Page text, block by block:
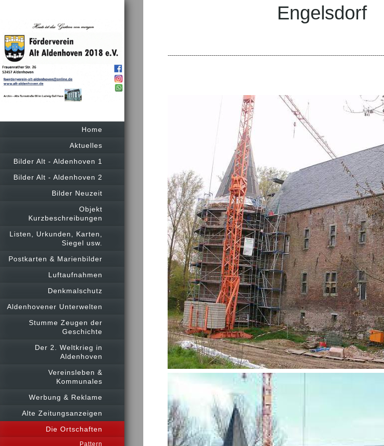
Home
Aktuelles
Bilder Alt - Aldenhoven 1
Bilder Alt - Aldenhoven 2
Bilder Neuzeit
Objekt
Kurzbeschreibungen
Listen, Urkunden, Karten,
Siegel usw.
Postkarten & Marienbilder
Luftaufnahmen
Denkmalschutz
Aldenhovener Unterwelten
Stumme Zeugen der
Geschichte
Der 2. Weltkrieg in
Aldenhoven
Vereinsleben &
Kommunales
Werbung & Reklame
Alte Zeitungsanzeigen
Die Ortschaften
Pattern
Engelsdorf